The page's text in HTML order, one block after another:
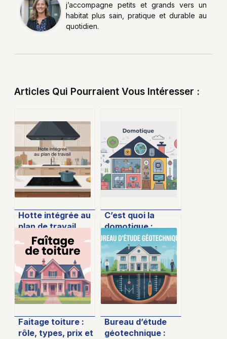
j’accompagne petits et grands vers un
habitat plus sain, pratique et durable au
quotidien.
Articles Qui Pourraient Vous Intéresser :
Hotte intégrée au
plan de travail
avis : ce qu’il faut
vraiment savoir
C’est quoi la
domotique :
comprendre
simplement et
choisir les bonnes
solutions
Faitage toiture :
rôle, types, prix et
Bureau d’étude
géotechnique :